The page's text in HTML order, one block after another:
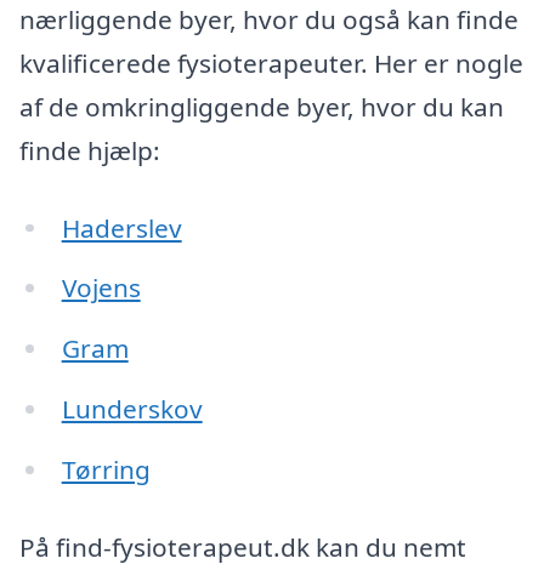
nærliggende byer, hvor du også kan finde
kvalificerede fysioterapeuter. Her er nogle
af de omkringliggende byer, hvor du kan
finde hjælp:
Haderslev
Vojens
Gram
Lunderskov
Tørring
På find-fysioterapeut.dk kan du nemt